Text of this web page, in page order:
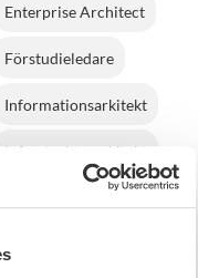
Enterprise Architect
Förstudieledare
Informationsarkitekt
Infrastrukturarkitekt
Mjukvaruutveckling